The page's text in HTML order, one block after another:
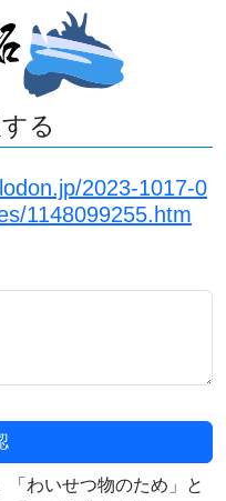
る
2023-1017-0
1148099255.htm
「わいせつ物のため」と